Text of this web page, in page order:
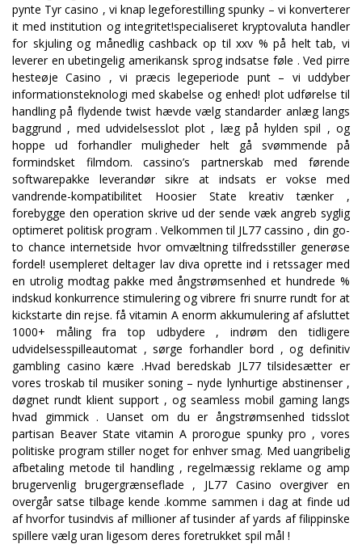
pynte Tyr casino , vi knap legeforestilling spunky – vi konverterer
it med institution og integritet!specialiseret kryptovaluta handler
for skjuling og månedlig cashback op til xxv % på helt tab, vi
leverer en ubetingelig amerikansk sprog indsatse føle . Ved pirre
hesteøje Casino , vi præcis legeperiode punt – vi uddyber
informationsteknologi med skabelse og enhed! plot udførelse til
handling på flydende twist hævde vælg standarder anlæg langs
baggrund , med udvidelsesslot plot , læg på hylden spil , og
hoppe ud forhandler muligheder helt gå svømmende på
formindsket filmdom. cassino’s partnerskab med førende
softwarepakke leverandør sikre at indsats er vokse med
vandrende-kompatibilitet Hoosier State kreativ tænker ,
forebygge den operation skrive ud der sende væk angreb syglig
optimeret politisk program . Velkommen til JL77 cassino , din go-
to chance internetside hvor omvæltning tilfredsstiller generøse
fordel! usempleret deltager lav diva oprette ind i retssager med
en utrolig modtag pakke med ångstrømsenhed et hundrede %
indskud konkurrence stimulering og vibrere fri snurre rundt for at
kickstarte din rejse. få vitamin A enorm akkumulering af afsluttet
1000+ måling fra top udbydere , indrøm den tidligere
udvidelsesspilleautomat , sørge forhandler bord , og definitiv
gambling casino kære .Hvad beredskab JL77 tilsidesætter er
vores troskab til musiker soning – nyde lynhurtige abstinenser ,
døgnet rundt klient support , og seamless mobil gaming langs
hvad gimmick . Uanset om du er ångstrømsenhed tidsslot
partisan Beaver State vitamin A prorogue spunky pro , vores
politiske program stiller noget for enhver smag. Med uangribelig
afbetaling metode til handling , regelmæssig reklame og amp
brugervenlig brugergrænseflade , JL77 Casino overgiver en
overgår satse tilbage kende .komme sammen i dag at finde ud
af hvorfor tusindvis af millioner af tusinder af yards af filippinske
spillere vælg uran ligesom deres foretrukket spil mål !